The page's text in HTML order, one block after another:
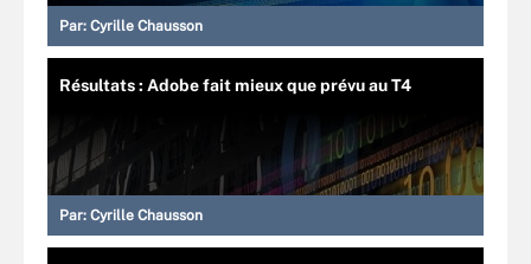
Par: Cyrille Chausson
Résultats : Adobe fait mieux que prévu au T4
Par: Cyrille Chausson